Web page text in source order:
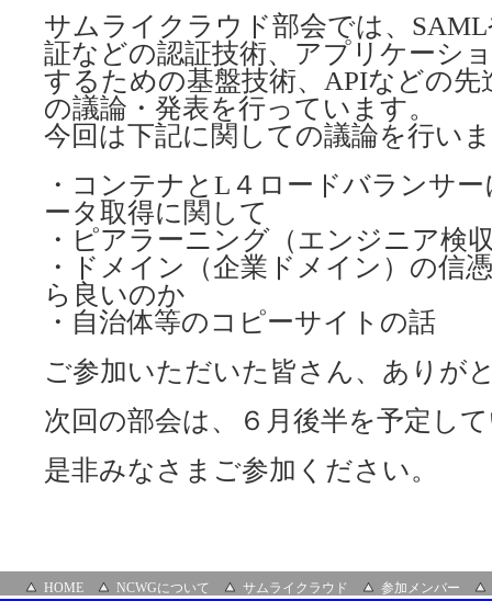
サムライクラウド部会では、
証などの認証技術、アプリケーシ
するための基盤技術、APIなどの
の議論・発表を行っています。
今回は下記に関しての議論を行い
・コンテナとL４ロードバランサ
ータ取得に関して
・ピアラーニング（エンジニア検
・ドメイン（企業ドメイン）の信
ら良いのか
・自治体等のコピーサイトの話
ご参加いただいた皆さん、ありが
次回の部会は、６月後半を予定し
是非みなさまご参加ください。
HOME NCWGについて サムライクラウド 参加メンバー